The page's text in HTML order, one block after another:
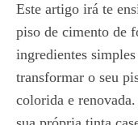
Este artigo irá te
piso de cimento de
ingredientes
transformar o seu
colorida e